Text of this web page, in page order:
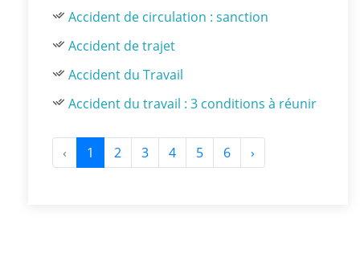
Accident de circulation : sanction
Accident de trajet
Accident du Travail
Accident du travail : 3 conditions à réunir
‹ 1 2 3 4 5 6 ›